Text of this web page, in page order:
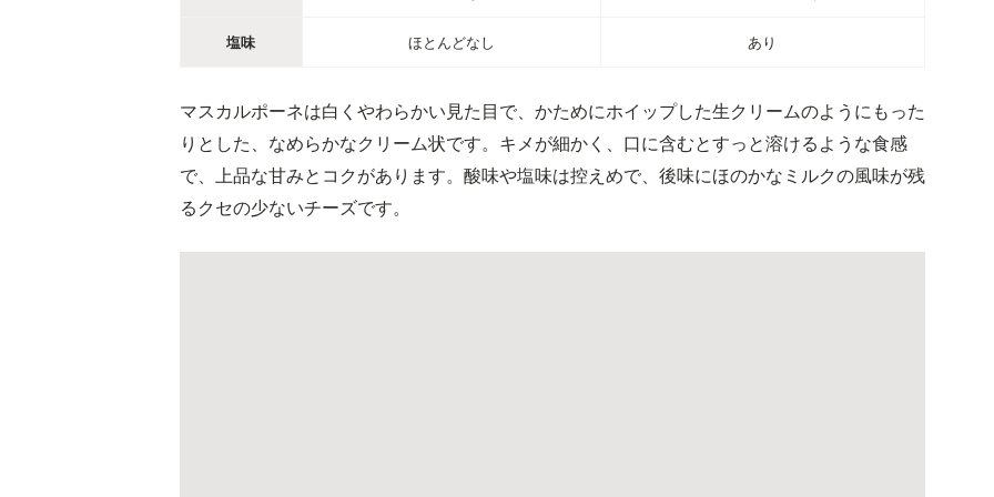
塩味 ほとんどなし あり
マスカルポーネは白くやわらかい見た目で、かためにホイップした生クリームのようにもった
りとした、なめらかなクリーム状です。キメが細かく、口に含むとすっと溶けるような食感
で、上品な甘みとコクがあります。酸味や塩味は控えめで、後味にほのかなミルクの風味が残
るクセの少ないチーズです。